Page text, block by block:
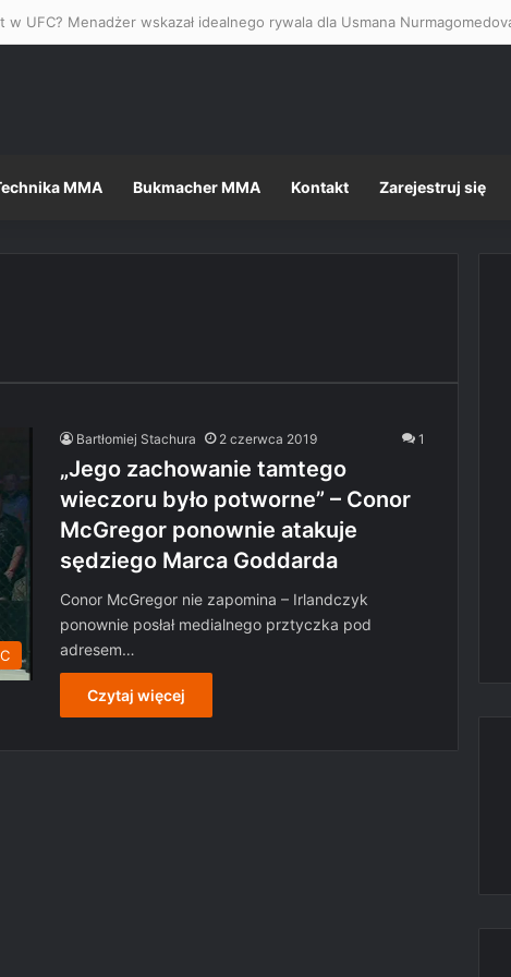
MMA Bukmacher MMA Kontakt Zarejestruj się
Bartłomiej Stachura 2 czerwca 2019 1
„Jego zachowanie tamtego
wieczoru było potworne” – Conor
McGregor ponownie atakuje
sędziego Marca Goddarda
Conor McGregor nie zapomina – Irlandczyk
ponownie posłał medialnego prztyczka pod
adresem…
Czytaj więcej